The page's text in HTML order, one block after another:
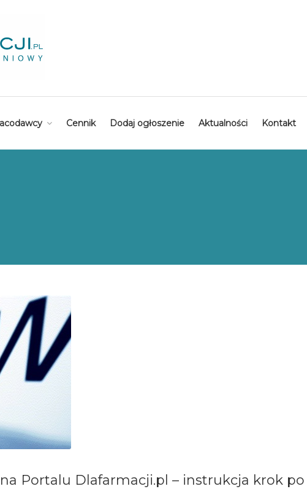
Cennik Dodaj ogłoszenie Aktualności Kontakt
Portalu Dlafarmacji.pl – instrukcja krok po